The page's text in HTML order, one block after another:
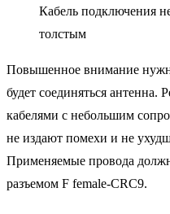
Кабель подключения
толстым
Повышенное внимание
будет соединяться антенна.
кабелями с небольшим
не издают помехи и не
Применяемые провода
разъемом F female-CRC9.